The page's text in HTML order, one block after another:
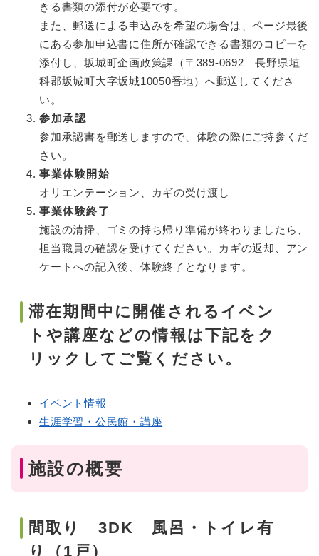
きる書類の添付が必要です。
また、郵送による申込みを希望の場合は、ページ最後
にある参加申込書に住所が確認できる書類のコピーを
添付し、坂城町企画政策課（〒389-0692 長野県埴
科郡坂城町大字坂城10050番地）へ郵送してくださ
い。
参加承認
参加承認書を郵送しますので、体験の際にご持参くだ
さい。
事業体験開始
オリエンテーション、カギの受け渡し
事業体験終了
施設の清掃、ゴミの持ち帰り準備が終わりましたら、
担当職員の確認を受けてください。カギの返却、アン
ケートへの記入後、体験終了となります。
滞在期間中に開催されるイベン
トや講座などの情報は下記をク
リックしてご覧ください。
イベント情報
生涯学習・公民館・講座
施設の概要
間取り 3DK 風呂・トイレ有
り（1戸）